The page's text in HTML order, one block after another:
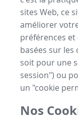
sites Web, ce
améliorer
préférences
basées sur les
soit pour une
session") ou
un "cookie
Nos